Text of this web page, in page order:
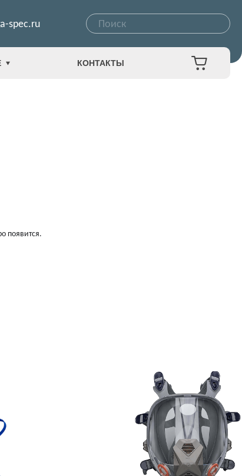
spec.ru
КОНТАКТЫ
появится.